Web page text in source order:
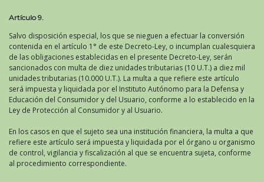
Artículo 9.
Salvo disposición especial, los que se nieguen a efectuar la conversión
contenida en el artículo 1° de este Decreto-Ley, o incumplan cualesquiera
de las obligaciones establecidas en el presente Decreto-Ley, serán
sancionados con multa de diez unidades tributarias (10 U.T.) a diez mil
unidades tributarias (10.000 U.T.). La multa a que refiere este artículo
será impuesta y liquidada por el Instituto Autónomo para la Defensa y
Educación del Consumidor y del Usuario, conforme a lo establecido en la
Ley de Protección al Consumidor y al Usuario.
En los casos en que el sujeto sea una institución financiera, la multa a que
refiere este artículo será impuesta y liquidada por el órgano u organismo
de control, vigilancia y fiscalización al que se encuentra sujeta, conforme
al procedimiento correspondiente.